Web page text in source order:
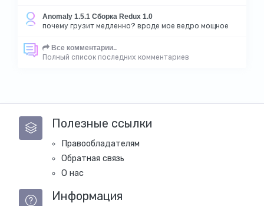
Anomaly 1.5.1 Сборка Redux 1.0
почему грузит медленно? вроде мое ведро мощное
Все комментарии..
Полный список последних комментариев
Полезные ссылки
Правообладателям
Обратная связь
О нас
Информация